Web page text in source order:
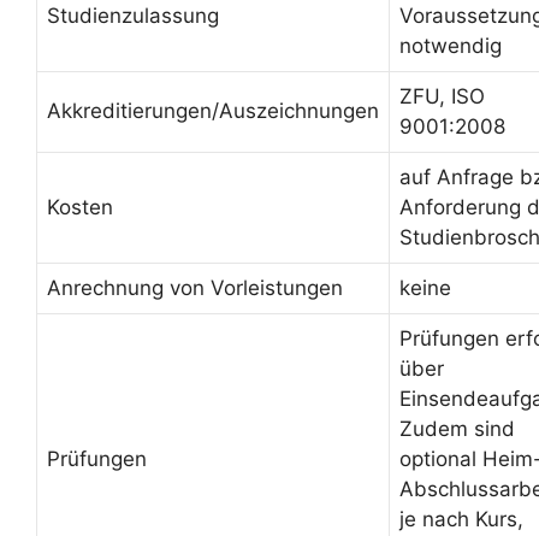
Studienzulassung
notwendig
Akkreditierungen/Auszeichnungen
ZFU, ISO
9001:2008
Kosten
auf Anfrage
Anforderung
Anrechnung von Vorleistungen keine
Prüfungen
Prüfungen
über
Zudem sind
optional
je nach Kurs,